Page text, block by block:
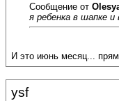
Сообщение от
я ребенка в шапке
И это июнь месяц...
ysf